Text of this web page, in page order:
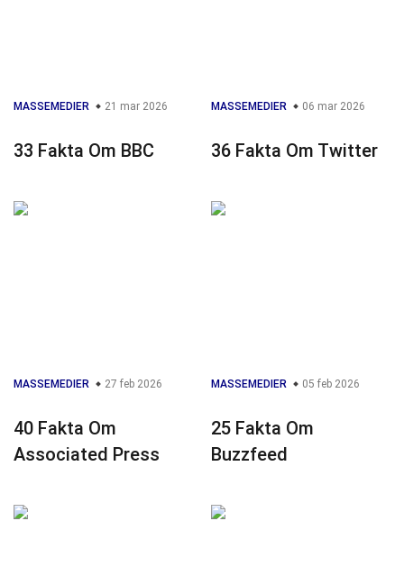
MASSEMEDIER 21 mar 2026
33 Fakta Om BBC
MASSEMEDIER 06 mar 2026
36 Fakta Om Twitter
MASSEMEDIER 27 feb 2026
40 Fakta Om
Associated Press
MASSEMEDIER 05 feb 2026
25 Fakta Om
Buzzfeed